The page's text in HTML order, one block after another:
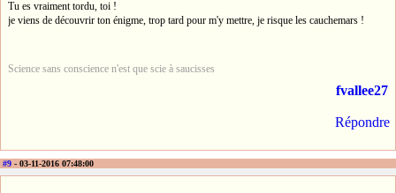
Tu es vraiment tordu, toi !
je viens de découvrir ton énigme, trop tard pour m'y mettre, je risque les cauchemars !
Science sans conscience n'est que scie à saucisses
fvallee27
Répondre
#9 - 03-11-2016 07:48:00